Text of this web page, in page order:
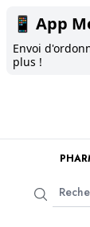
📱 App
Envoi
plus !